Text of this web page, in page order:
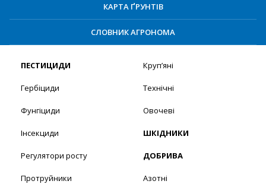
КАРТА ҐРУНТІВ
СЛОВНИК АГРОНОМА
ПЕСТИЦИДИ
Гербіциди
Фунгіциди
Інсекциди
Регулятори росту
Протруйники
Круп’яні
Технічні
Овочеві
ШКІДНИКИ
ДОБРИВА
Азотні